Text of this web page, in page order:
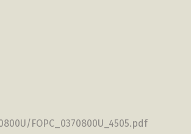
FOPC_0370800U_4505.pdf